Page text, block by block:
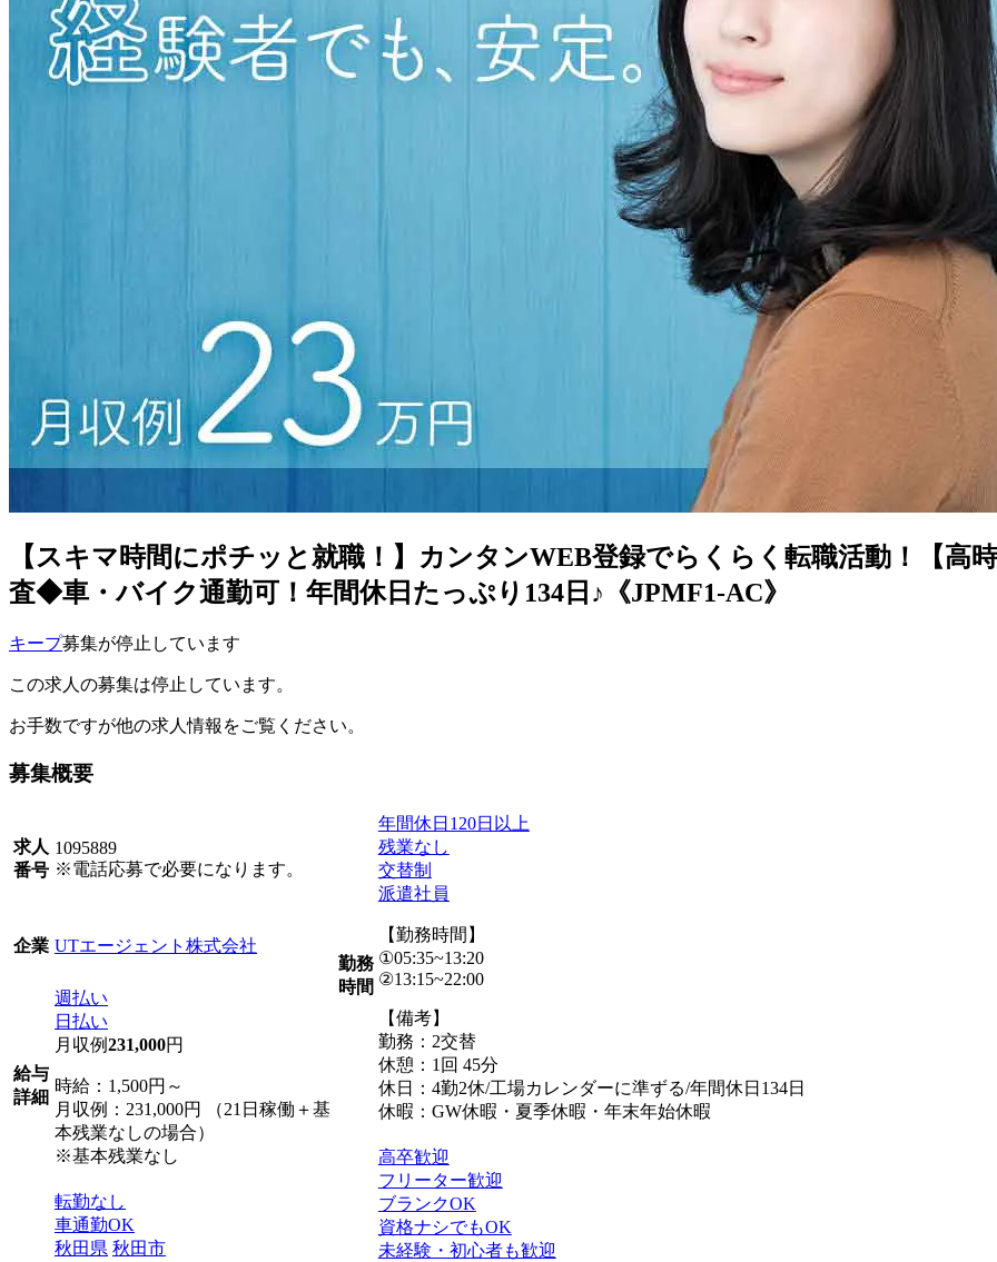
【スキマ時間にポチッと就職！】カンタンWEB登録でらくらく転職活動！【高
査◆車・バイク通勤可！年間休日たっぷり134日♪《JPMF1-AC》
キープ募集が停止しています
この求人の募集は停止しています。
お手数ですが他の求人情報をご覧ください。
募集概要
求人
番号
1095889
※電話応募で必要になります。
企業 UTエージェント株式会社
給与
詳細
週払い
日払い
月収例231,000円
時給：1,500円～
月収例：231,000円 （21日稼働＋基
本残業なしの場合）
※基本残業なし
転勤なし
車通勤OK
秋田県 秋田市
勤務
時間
年間休日120日以上
残業なし
交替制
派遣社員
【勤務時間】
①05:35~13:20
②13:15~22:00
【備考】
勤務：2交替
休憩：1回 45分
休日：4勤2休/工場カレンダーに準ずる/年間休日134日
休暇：GW休暇・夏季休暇・年末年始休暇
高卒歓迎
フリーター歓迎
ブランクOK
資格ナシでもOK
未経験・初心者も歓迎